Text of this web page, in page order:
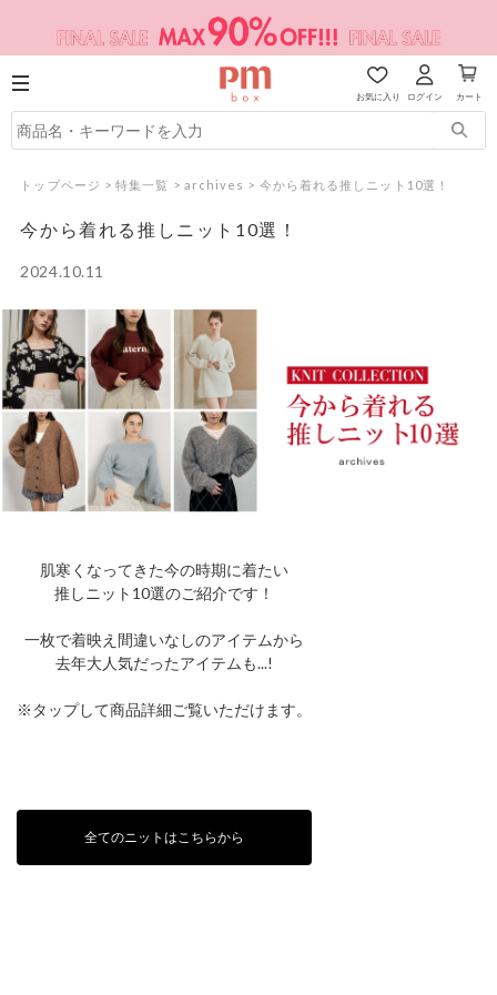
お気に入り ログイン カート
トップページ > 特集一覧 > archives > 今から着れる推しニット10選！
今から着れる推しニット10選！
2024.10.11
肌寒くなってきた今の時期に着たい
推しニット10選のご紹介です！
一枚で着映え間違いなしのアイテムから
去年大人気だったアイテムも...!
※タップして商品詳細ご覧いただけます。
全てのニットはこちらから